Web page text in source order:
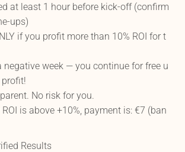
at least 1 hour before kick-off (confirm
ups)
if you profit more than 10% ROI for t
negative week — you continue for free u
No risk for you.
is above +10%, payment is: €7 (ban
Results